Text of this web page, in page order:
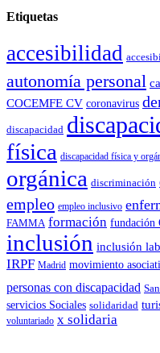
Etiquetas
accesibilidad
autonomía personal
COCEMFE CV coronavirus
discapacidad
física discapacidad física y
orgánica discriminación
empleo empleo inclusivo
FAMMA formación fundación
inclusión inclusión
IRPF Madrid movimiento
personas con discapacidad
servicios Sociales solidaridad
voluntariado x solidaria